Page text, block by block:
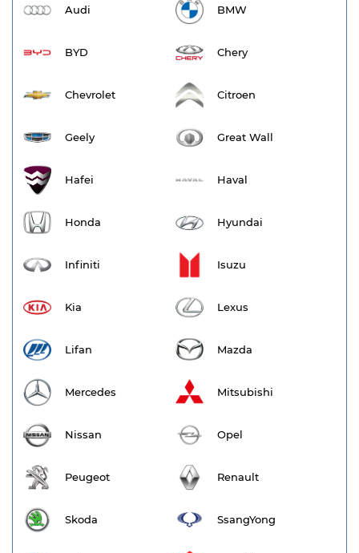
Audi BMW
BYD Chery
Chevrolet Citroen
Geely Great Wall
Hafei Haval
Honda Hyundai
Infiniti Isuzu
Kia Lexus
Lifan Mazda
Mercedes Mitsubishi
Nissan Opel
Peugeot Renault
Skoda SsangYong